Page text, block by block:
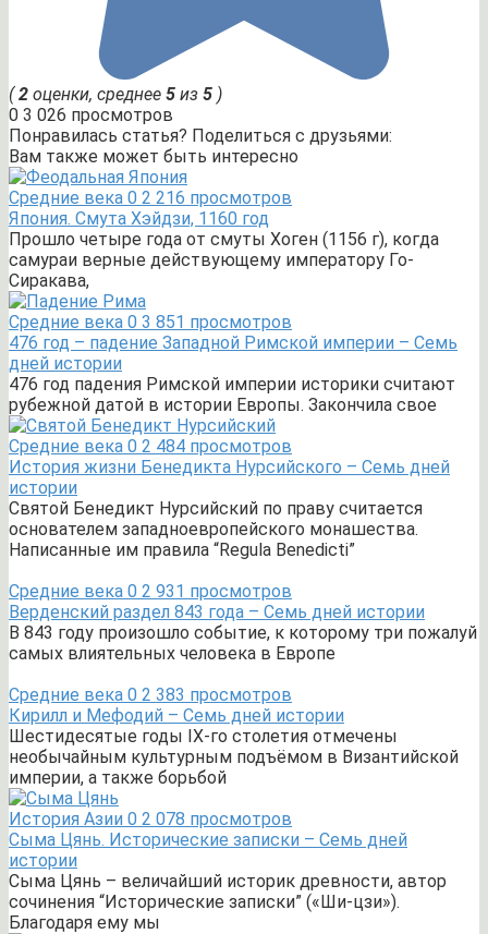
(2 оценки, среднее 5 из 5 )
0 3 026 просмотров
Понравилась статья? Поделиться с друзьями:
Вам также может быть интересно
Средние века 0 2 216 просмотров
Япония. Смута Хэйдзи, 1160 год
Прошло четыре года от смуты Хоген (1156 г), когда
самураи верные действующему императору Го-
Сиракава,
Средние века 0 3 851 просмотров
476 год – падение Западной Римской империи – Семь
дней истории
476 год падения Римской империи историки считают
рубежной датой в истории Европы. Закончила свое
Средние века 0 2 484 просмотров
История жизни Бенедикта Нурсийского – Семь дней
истории
Святой Бенедикт Нурсийский по праву считается
основателем западноевропейского монашества.
Написанные им правила “Regula Benedicti”
Средние века 0 2 931 просмотров
Верденский раздел 843 года – Семь дней истории
В 843 году произошло событие, к которому три пожалуй
самых влиятельных человека в Европе
Средние века 0 2 383 просмотров
Кирилл и Мефодий – Семь дней истории
Шестидесятые годы IX-го столетия отмечены
необычайным культурным подъёмом в Византийской
империи, а также борьбой
История Азии 0 2 078 просмотров
Сыма Цянь. Исторические записки – Семь дней
истории
Сыма Цянь – величайший историк древности, автор
сочинения “Исторические записки” («Ши-цзи»).
Благодаря ему мы